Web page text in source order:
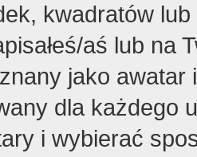
kwadratów
aś lub na
jako
dla każdego
i wybierać